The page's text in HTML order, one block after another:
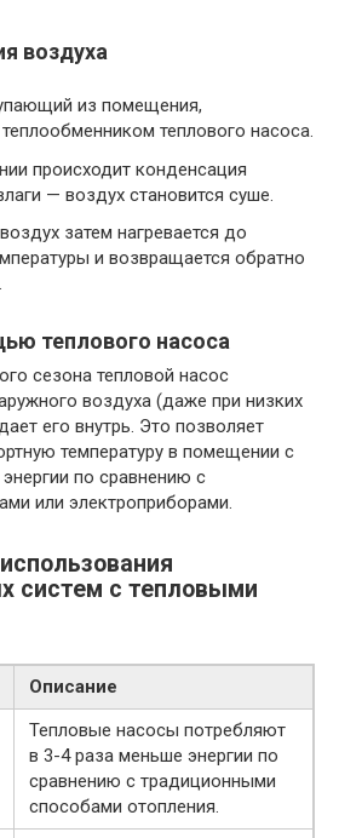
воздуха
из помещения,
теплового насоса.
происходит конденсация
— воздух становится суше.
затем нагревается до
и возвращается обратно
теплового насоса
сезона тепловой насос
воздуха (даже при низких
его внутрь. Это позволяет
температуру в помещении с
по сравнению с
или электроприборами.
систем с тепловыми
Описание
Тепловые насосы потребляют
в 3-4 раза меньше энергии по
сравнению с традиционными
способами отопления.